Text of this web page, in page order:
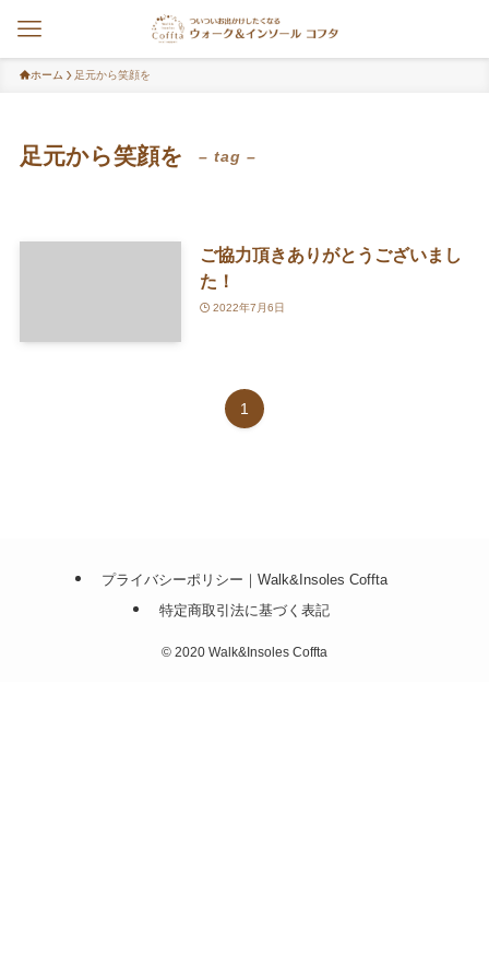
ホーム 足元から笑顔を
足元から笑顔を – tag –
ご協力頂きありがとうございまし
た！
2022年7月6日
1
プライバシーポリシー｜Walk&Insoles Coffta
特定商取引法に基づく表記
© 2020 Walk&Insoles Coffta